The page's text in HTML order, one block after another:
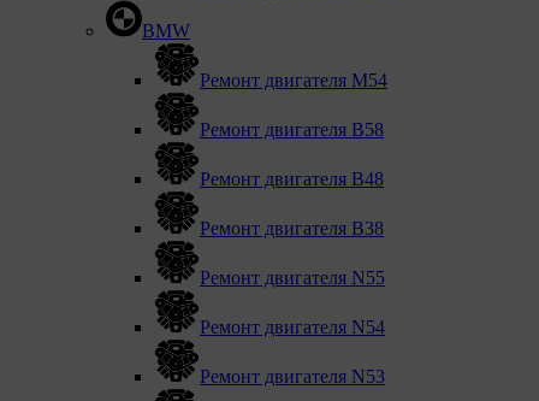
BMW
Ремонт двигателя М54
Ремонт двигателя B58
Ремонт двигателя В48
Ремонт двигателя В38
Ремонт двигателя N55
Ремонт двигателя N54
Ремонт двигателя N53